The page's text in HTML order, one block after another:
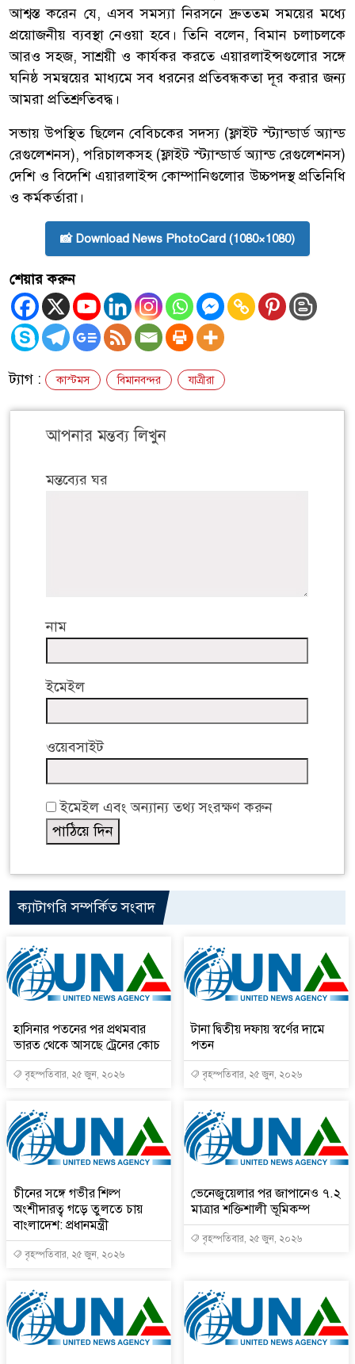
আশ্বস্ত করেন যে, এসব সমস্যা নিরসনে দ্রুততম সময়ের মধ্যে
প্রয়োজনীয় ব্যবস্থা নেওয়া হবে। তিনি বলেন, বিমান চলাচলকে
আরও সহজ, সাশ্রয়ী ও কার্যকর করতে এয়ারলাইন্সগুলোর সঙ্গে
ঘনিষ্ঠ সমন্বয়ের মাধ্যমে সব ধরনের প্রতিবন্ধকতা দূর করার জন্য
আমরা প্রতিশ্রুতিবদ্ধ।
সভায় উপস্থিত ছিলেন বেবিচকের সদস্য (ফ্লাইট স্ট্যান্ডার্ড অ্যান্ড
রেগুলেশনস), পরিচালকসহ (ফ্লাইট স্ট্যান্ডার্ড অ্যান্ড রেগুলেশনস)
দেশি ও বিদেশি এয়ারলাইন্স কোম্পানিগুলোর উচ্চপদস্থ প্রতিনিধি
ও কর্মকর্তারা।
📸 Download News PhotoCard (1080×1080)
শেয়ার করুন
ট্যাগ : কাস্টমস বিমানবন্দর যাত্রীরা
আপনার মন্তব্য লিখুন
মন্তব্যের ঘর
নাম
ইমেইল
ওয়েবসাইট
ইমেইল এবং অন্যান্য তথ্য সংরক্ষণ করুন
ক্যাটাগরি সম্পর্কিত সংবাদ
হাসিনার পতনের পর প্রথমবার
ভারত থেকে আসছে ট্রেনের কোচ
বৃহস্পতিবার, ২৫ জুন, ২০২৬
টানা দ্বিতীয় দফায় স্বর্ণের দামে
পতন
বৃহস্পতিবার, ২৫ জুন, ২০২৬
চীনের সঙ্গে গভীর শিল্প
অংশীদারত্ব গড়ে তুলতে চায়
বাংলাদেশ: প্রধানমন্ত্রী
বৃহস্পতিবার, ২৫ জুন, ২০২৬
ভেনেজুয়েলার পর জাপানেও ৭.২
মাত্রার শক্তিশালী ভূমিকম্প
বৃহস্পতিবার, ২৫ জুন, ২০২৬